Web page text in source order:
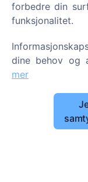
forbedre din
funksjonalitet.
dine behov og
mer